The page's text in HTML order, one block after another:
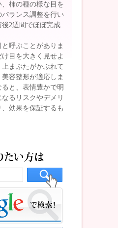
柿の種の様な目を
ランス調整を行い
2週間でほぼ完成
呼ぶことがありま
目を大きく見せよ
まぶたがかぶれて
容整形が適応しま
と、表情豊かで明
るリスクやデメリ
効果を保証するも